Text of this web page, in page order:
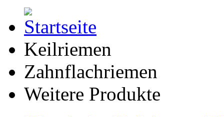
Keilriemen
Zahnflachriemen
Weitere Produkte